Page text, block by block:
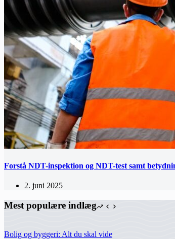
Forstå NDT-inspektion og NDT-test samt
2. juni 2025
Mest populære indlæg
Bolig og byggeri: Alt du skal vide